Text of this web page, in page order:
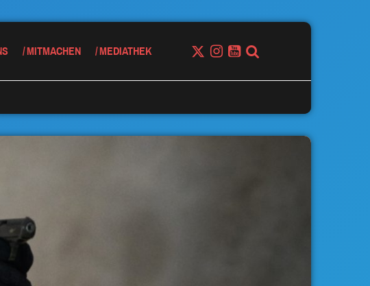
MITMACHEN MEDIATHEK